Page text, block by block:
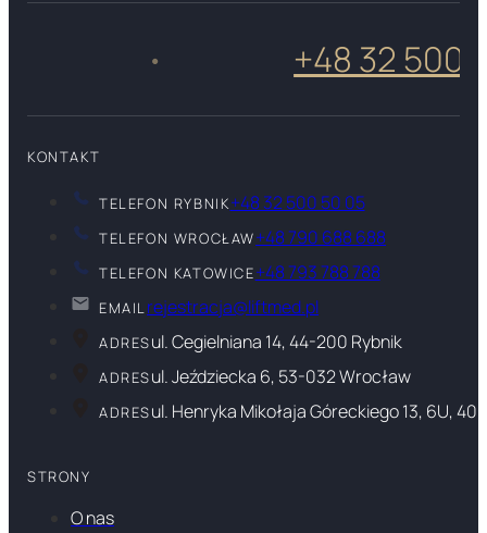
+48 32 500 50
KONTAKT
TELEFON RYBNIK+48 32 500 50 05
TELEFON WROCŁAW+48 790 688 688
TELEFON KATOWICE+48 793 788 788
EMAILrejestracja@liftmed.pl
ADRESul. Cegielniana 14, 44-200 Rybnik
ADRESul. Jeździecka 6, 53-032 Wrocław
ADRESul. Henryka Mikołaja Góreckiego 13, 6U,
STRONY
O nas